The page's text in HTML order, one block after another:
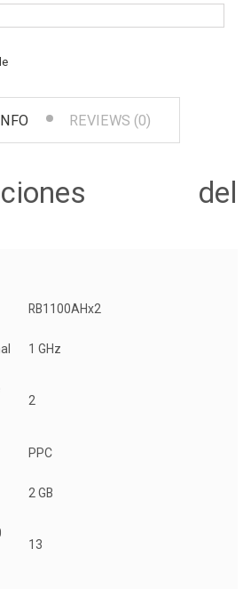
REVIEWS (0)
del
RB1100AHx2
1 GHz
2
PPC
2 GB
13